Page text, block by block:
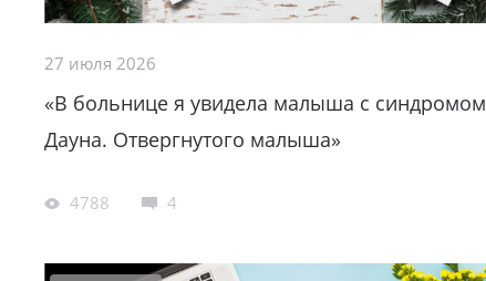
27 июля 2026
«В больнице я увидела малыша с синдромом
Дауна. Отвергнутого малыша»
4788 4